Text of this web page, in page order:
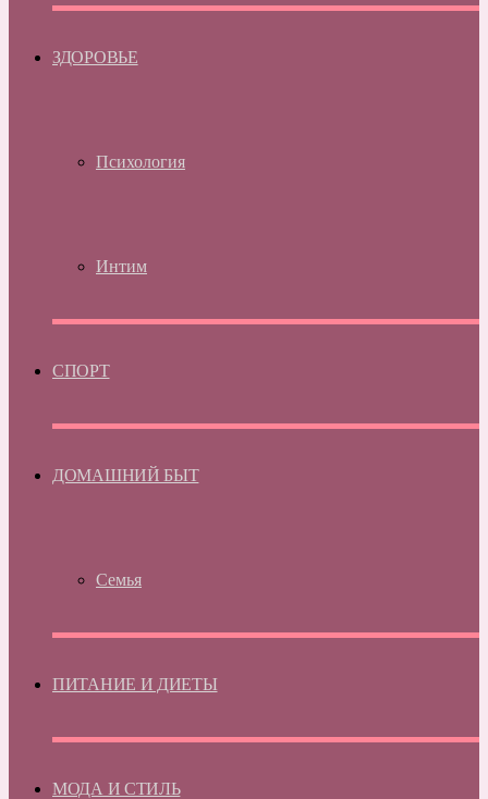
ЗДОРОВЬЕ
Психология
Интим
СПОРТ
ДОМАШНИЙ БЫТ
Семья
ПИТАНИЕ И ДИЕТЫ
МОДА И СТИЛЬ